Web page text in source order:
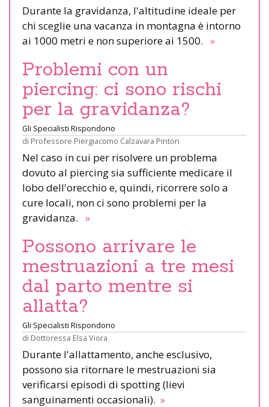
Durante la gravidanza, l'altitudine ideale per
chi sceglie una vacanza in montagna è intorno
ai 1000 metri e non superiore ai 1500. »
Problemi con un
piercing: ci sono rischi
per la gravidanza?
Gli Specialisti Rispondono
di Professore Piergiacomo Calzavara Pinton
Nel caso in cui per risolvere un problema
dovuto al piercing sia sufficiente medicare il
lobo dell'orecchio e, quindi, ricorrere solo a
cure locali, non ci sono problemi per la
gravidanza. »
Possono arrivare le
mestruazioni a tre mesi
dal parto mentre si
allatta?
Gli Specialisti Rispondono
di Dottoressa Elsa Viora
Durante l'allattamento, anche esclusivo,
possono sia ritornare le mestruazioni sia
verificarsi episodi di spotting (lievi
sanguinamenti occasionali). »